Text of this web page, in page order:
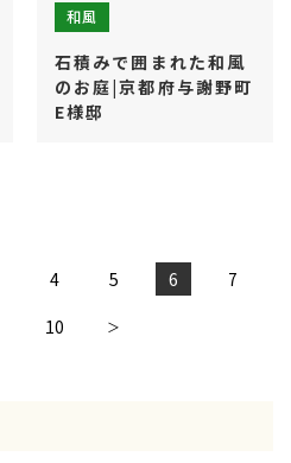
和風
石積みで囲まれた和風
のお庭|京都府与謝野町
E様邸
4 5 6
7
10 ＞